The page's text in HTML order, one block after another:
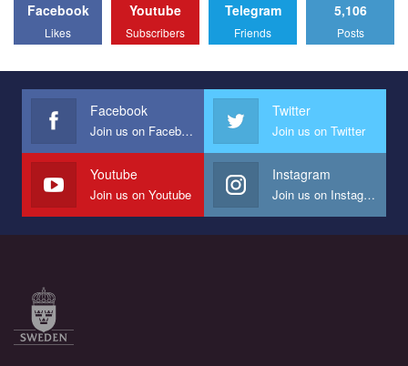
All you have to do is to press "Like" below the video.
Эмоционально сильный ролик от команды "Гей-альянс
представляющий программу развития организации.
Мы просим вас поддержать нас и помочь нам реализовать
наш план по борьбе с насилием и дискриминацией на почве
СОГИ в Украине.
Все, что вам нужно сделать - это зайти на наш канал YouTube
Facebook
Likes
Youtube
Subscribers
Telegram
Friends
5,106
Posts
Facebook
Join us on Facebook
Twitter
Join us on Twitter
Youtube
Join us on Youtube
Instagram
Join us on Instagram